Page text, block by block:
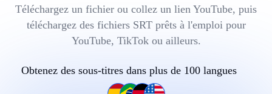
Téléchargez un fichier ou collez un lien YouTube, puis
téléchargez des fichiers SRT prêts à l'emploi pour
YouTube, TikTok ou ailleurs.
Obtenez des sous-titres dans plus de 100 langues